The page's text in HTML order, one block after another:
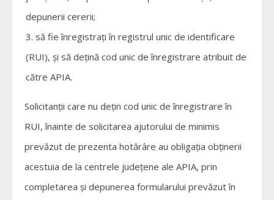
depunerii cererii;
să fie înregistrați în registrul unic de identificare
(RUI), și să dețină cod unic de înregistrare atribuit de
către APIA.
Solicitanții care nu dețin cod unic de înregistrare în
RUI, înainte de solicitarea ajutorului de minimis
prevăzut de prezenta hotărâre au obligația obținerii
acestuia de la centrele județene ale APIA, prin
completarea și depunerea formularului prevăzut în